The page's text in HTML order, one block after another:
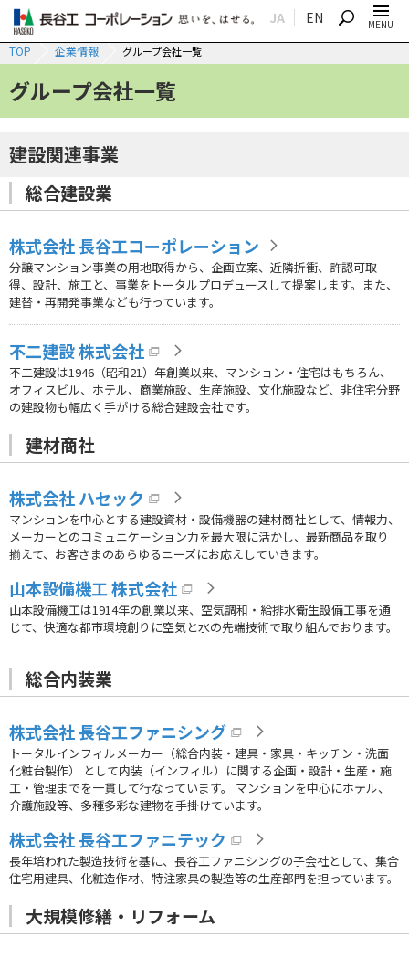
JA EN
SEARCH MENU
TOP 企業情報 グループ会社一覧
グループ会社一覧
建設関連事業
総合建設業
株式会社 長谷工コーポレーション
分譲マンション事業の用地取得から、企画立案、近隣折衝、許認可取
得、設計、施工と、事業をトータルプロデュースして提案します。また、
建替・再開発事業なども行っています。
不二建設 株式会社
不二建設は1946（昭和21）年創業以来、マンション・住宅はもちろん、
オフィスビル、ホテル、商業施設、生産施設、文化施設など、非住宅分野
の建設物も幅広く手がける総合建設会社です。
建材商社
株式会社 ハセック
マンションを中心とする建設資材・設備機器の建材商社として、情報力、
メーカーとのコミュニケーション力を最大限に活かし、最新商品を取り
揃えて、お客さまのあらゆるニーズにお応えしていきます。
山本設備機工 株式会社
山本設備機工は1914年の創業以来、空気調和・給排水衛生設備工事を通
じて、快適な都市環境創りに空気と水の先端技術で取り組んでおります。
総合内装業
株式会社 長谷工ファニシング
トータルインフィルメーカー（総合内装・建具・家具・キッチン・洗面
化粧台製作） として内装（インフィル）に関する企画・設計・生産・施
工・管理までを一貫して行なっています。 マンションを中心にホテル、
介護施設等、多種多彩な建物を手掛けています。
株式会社 長谷工ファニテック
長年培われた製造技術を基に、長谷工ファニシングの子会社として、集合
住宅用建具、化粧造作材、特注家具の製造等の生産部門を担っています。
大規模修繕・リフォーム